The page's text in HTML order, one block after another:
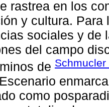
rastrea en los
y cultura.
sociales y de
del campo
de Schmucler
como